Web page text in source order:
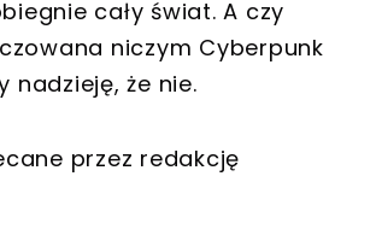
cały świat. A czy
niczym Cyberpunk
nadzieję, że nie.
przez redakcję